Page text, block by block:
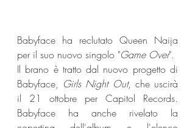
Babyface ha reclutato Queen Naija
per il suo nuovo singolo "Game Over".
Il brano è tratto dal nuovo progetto di
Babyface, Girls Night Out, che uscirà
il 21 ottobre per Capitol Records.
Babyface ha anche rivelato la